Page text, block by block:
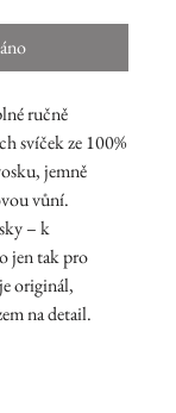
ručně
svíček ze 100%
jemně
vůní.
– k
jen tak pro
originál,
na detail.